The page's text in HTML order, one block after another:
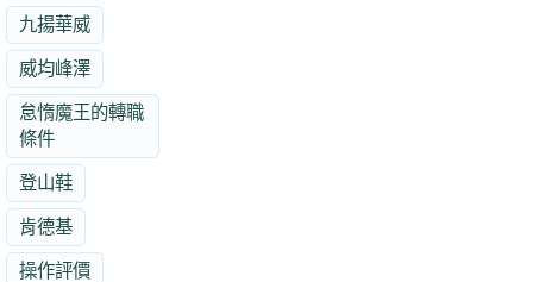
九揚華威
威均峰澤
怠惰魔王的轉職
條件
登山鞋
肯德基
操作評價